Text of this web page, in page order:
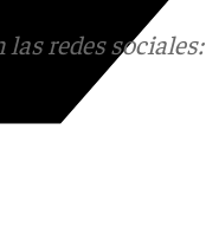
las redes sociales: